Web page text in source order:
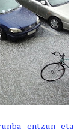
entzun eta